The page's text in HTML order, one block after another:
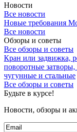
Новости
Все новости
Новые требования
Все новости
Обзоры и советы
Все обзоры и советы
Кран или задвижка,
поворотные
чугунные и стальные
Все обзоры и советы
Будьте в курсе!
Новости, обзоры и